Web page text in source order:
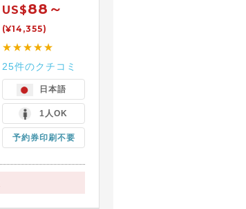
US$88～
(¥14,355)
★★★★★
25件のクチコミ
日本語
1人OK
予約券印刷不要